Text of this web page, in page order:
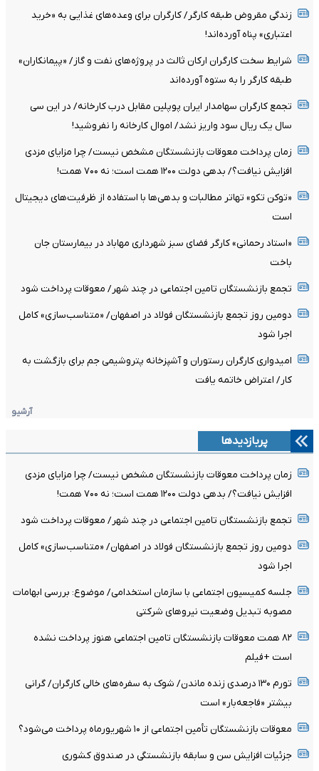
زندگی مقروض طبقه کارگر/ کارگران برای وعده‌های غذایی به «خرید
اعتباری» پناه آورده‌اند!
شرایط سخت کارگران ارکان ثالث در پروژه‌های نفت و گاز/ «پیمانکاران»
طبقه کارگر را به ستوه آورده‌اند
تجمع کارگران سهامدار ایران پوپلین مقابل درب کارخانه/ در این سی
سال یک ریال سود واریز نشد/ اموال کارخانه را نفروشید!
زمان پرداخت معوقات بازنشستگان مشخص نیست/ چرا مزایای مزدی
افزایش نیافت؟/ بدهی دولت ۱۲۰۰ همت است؛ نه ۷۰۰ همت!
«توکن تکو» تهاتر مطالبات و بدهی‌ها با استفاده از ظرفیت‌های دیجیتال
است
«استاد رحمانی» کارگر فضای سبز شهرداری مهاباد در بیمارستان جان
باخت
تجمع بازنشستگان تامین اجتماعی در چند شهر/ معوقات پرداخت شود
دومین روز تجمع بازنشستگان فولاد در اصفهان/ «متناسب‌سازی» کامل
اجرا شود
امیدواری کارگران رستوران و آشپزخانه پتروشیمی جم برای بازگشت به
کار/ اعتراض خاتمه یافت
آرشیو
پربازدیدها
زمان پرداخت معوقات بازنشستگان مشخص نیست/ چرا مزایای مزدی
افزایش نیافت؟/ بدهی دولت ۱۲۰۰ همت است؛ نه ۷۰۰ همت!
تجمع بازنشستگان تامین اجتماعی در چند شهر/ معوقات پرداخت شود
دومین روز تجمع بازنشستگان فولاد در اصفهان/ «متناسب‌سازی» کامل
اجرا شود
جلسه کمیسیون اجتماعی با سازمان استخدامی/ موضوع: بررسی ابهامات
مصوبه تبدیل وضعیت نیروهای شرکتی
۸۲ همت معوقات بازنشستگان تامین اجتماعی هنوز پرداخت نشده
است +فیلم
تورم ۱۳۰ درصدی زنده ماندن/ شوک به سفره‌های خالی کارگران/ گرانی
بیشتر «فاجعه‌بار» است
معوقات بازنشستگان تأمین اجتماعی از ۱۰ شهریورماه پرداخت می‌شود؟
جزئیات افزایش سن و سابقه بازنشستگی در صندوق کشوری